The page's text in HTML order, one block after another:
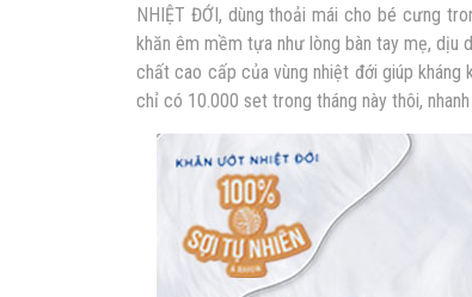
NHIỆT ĐỚI, dùng thoải mái cho bé cưng
khăn êm mềm tựa như lòng bàn tay mẹ, dịu
chất cao cấp của vùng nhiệt đới giúp
chỉ có 10.000 set trong tháng này thôi,